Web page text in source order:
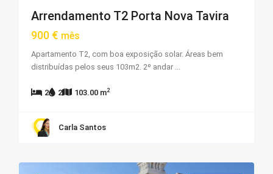
Arrendamento T2 Porta Nova Tavira
900 € mês
Apartamento T2, com boa exposição solar. Áreas bem
distribuídas pelos seus 103m2. 2º andar ...
2 2 103.00 m2
Carla Santos